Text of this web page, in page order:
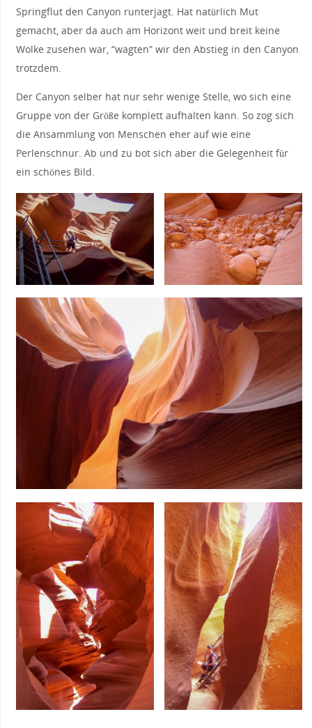
Springflut den Canyon runterjagt. Hat natürlich Mut
gemacht, aber da auch am Horizont weit und breit keine
Wolke zusehen war, “wagten” wir den Abstieg in den Canyon
trotzdem.
Der Canyon selber hat nur sehr wenige Stelle, wo sich eine
Gruppe von der Größe komplett aufhalten kann. So zog sich
die Ansammlung von Menschen eher auf wie eine
Perlenschnur. Ab und zu bot sich aber die Gelegenheit für
ein schönes Bild.